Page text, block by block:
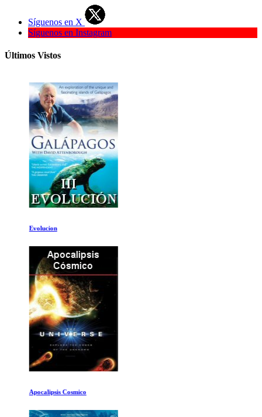
Síguenos en X
Síguenos en Instagram
Últimos Vistos
Evolucion
Apocalipsis Cosmico